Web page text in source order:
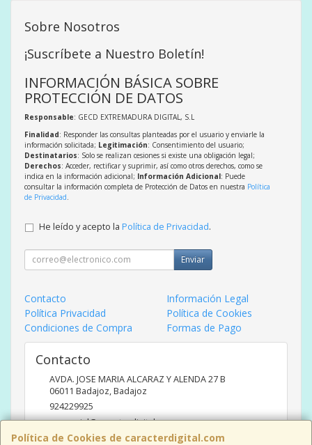
Política de Cookies de caracterdigital.com
Sobre Nosotros
¡Suscríbete a Nuestro Boletín!
INFORMACIÓN BÁSICA SOBRE
PROTECCIÓN DE DATOS
Responsable: GECD EXTREMADURA DIGITAL, S.L
Finalidad: Responder las consultas planteadas por el usuario y enviarle la
información solicitada; Legitimación: Consentimiento del usuario;
Destinatarios: Solo se realizan cesiones si existe una obligación legal;
Derechos: Acceder, rectificar y suprimir, así como otros derechos, como se
indica en la información adicional; Información Adicional: Puede
consultar la información completa de Protección de Datos en nuestra Política
de Privacidad
He leído y acepto la Política de Privacidad.
Enviar
Contacto
Información Legal
Política Privacidad
Política de Cookies
Condiciones de Compra
Formas de Pago
Contacto
AVDA. JOSE MARIA ALCARAZ Y ALENDA 27 B
06011 Badajoz,Badajoz
924229925
comercial@caracterdigital.com